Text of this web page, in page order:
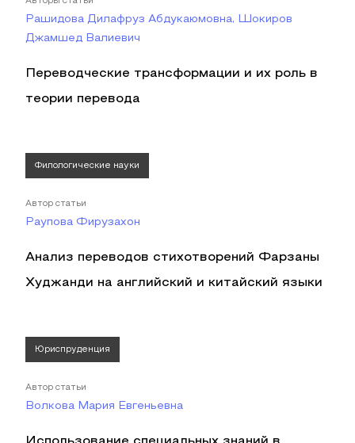
Рашидова Дилафруз Абдукаюмовна, Шокиров
Джамшед Валиевич
Переводческие трансформации и их роль в
теории перевода
Филологические науки
Автор статьи
Раупова Фирузахон
Анализ переводов стихотворений Фарзаны
Худжанди на английский и китайский языки
Юриспруденция
Автор статьи
Волкова Мария Евгеньевна